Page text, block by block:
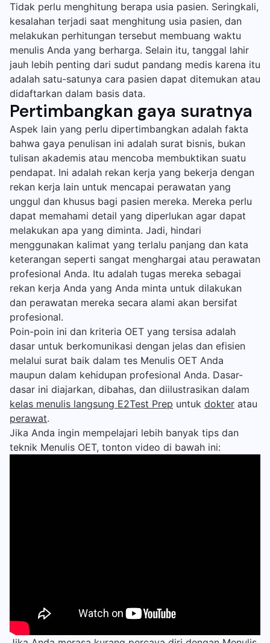
Tidak perlu menghitung berapa usia pasien. Seringkali,
kesalahan terjadi saat menghitung usia pasien, dan
melakukan perhitungan tersebut membuang waktu
menulis Anda yang berharga. Selain itu, tanggal lahir
jauh lebih penting dari sudut pandang medis karena itu
adalah satu-satunya cara pasien dapat ditemukan atau
didaftarkan dalam basis data.
Pertimbangkan gaya suratnya
Aspek lain yang perlu dipertimbangkan adalah fakta
bahwa gaya penulisan ini adalah surat bisnis, bukan
tulisan akademis atau mencoba membuktikan suatu
pendapat. Ini adalah rekan kerja yang bekerja dengan
rekan kerja lain untuk mencapai perawatan yang
unggul dan khusus bagi pasien mereka. Mereka perlu
dapat memahami detail yang diperlukan agar dapat
melakukan apa yang diminta. Jadi, hindari
menggunakan kalimat yang terlalu panjang dan kata
keterangan seperti sangat menghargai atau perawatan
profesional Anda. Itu adalah tugas mereka sebagai
rekan kerja Anda yang Anda minta untuk dilakukan
dan perawatan mereka secara alami akan bersifat
profesional.
Poin-poin ini dan kriteria OET yang tersisa adalah
dasar untuk berkomunikasi dengan jelas dan efisien
melalui surat baik dalam tes Menulis OET Anda
maupun dalam kehidupan profesional Anda. Dasar-
dasar ini diajarkan, dibahas, dan diilustrasikan dalam
kelas menulis langsung E2Test Prep untuk dokter atau
perawat.
Jika Anda ingin mempelajari lebih banyak tips dan
teknik Menulis OET, tonton video di bawah ini: